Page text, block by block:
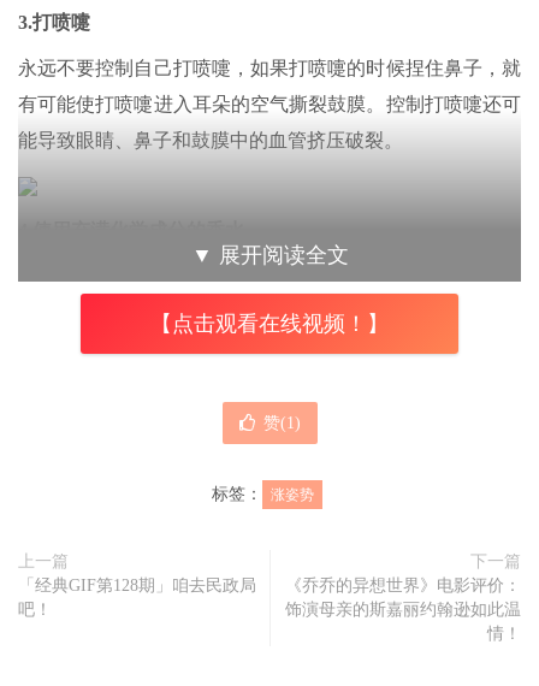
3.打喷嚏
永远不要控制自己打喷嚏，如果打喷嚏的时候捏住鼻子，就
有可能使打喷嚏进入耳朵的空气撕裂鼓膜。控制打喷嚏还可
能导致眼睛、鼻子和鼓膜中的血管挤压破裂。
石油，它们会引起呼吸系统和激素问题，伴随的症状有恶
心、呕吐。在最坏的情况下，人们甚至会遭遇香水中毒或癌
有什么实际意义上的效果。脸上有一个区域称为“ 死亡三角
区 ”，这和我们的大脑直接相关，「本文内容由趣果弥音吧
如果
▼ 展开阅读全文
【点击观看在线视频！】
赞(1)
标签： 涨姿势
上一篇
「经典GIF第128期」咱去民政局
吧！
下一篇
《乔乔的异想世界》电影评价：
饰演母亲的斯嘉丽约翰逊如此温
情！